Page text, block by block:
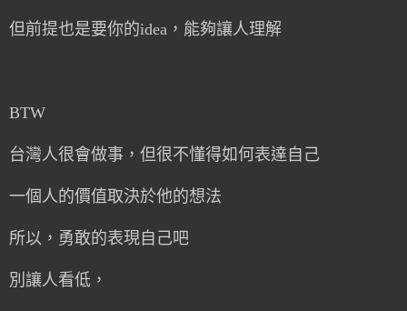
但前提也是要你的idea，能夠讓人理解
BTW
台灣人很會做事，但很不懂得如何表達自己
一個人的價值取決於他的想法
所以，勇敢的表現自己吧
別讓人看低，